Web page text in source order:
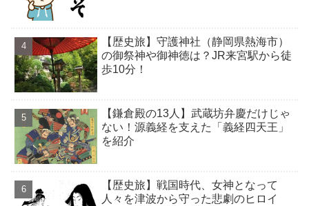
【歴史旅】守護神社（静岡県熱海市）
の御祭神や御神徳は？JR来宮駅から徒
歩10分！
【鎌倉殿の13人】武蔵坊弁慶だけじゃ
ない！源義経を支えた「義経四天王」
を紹介
【歴史旅】戦国時代、女神となって
人々を津波から守った悲劇のヒロイ